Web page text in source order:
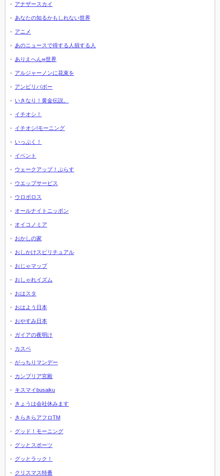
アナザースカイ
あなたの知るかもしれない世界
アニメ
あのニュースで得する人損する人
ありえへん∞世界
アルジャーノンに花束を
アンビリバボー
いきなり！黄金伝説。
イチオシ！
イチオシ!モーニング
いっぷく！
イベント
ウェークアップ！ぷらす
ウエッブサービス
ウロボロス
オールナイトニッポン
オイコノミア
おかしの家
おしかけスピリチュアル
おじゃマップ
おしゃれイズム
おはスタ
おはよう日本
おやすみ日本
ガイアの夜明け
カスペ
がっちりマンデー
カンブリア宮殿
キスマイbusaiku
きょうは会社休みます
きらきらアフロTM
グッド！モーニング
グッとスポーツ
グッとラック！
クリスマス特番